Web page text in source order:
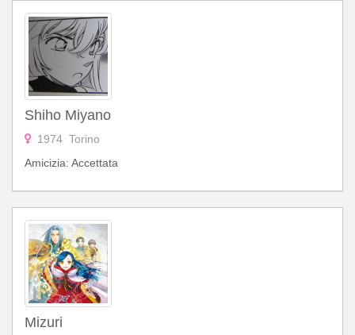
Shiho Miyano
1974 Torino
Amicizia: Accettata
Mizuri